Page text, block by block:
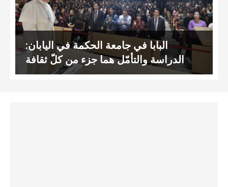
البابا في جامعة الحكمة في اليابان:
الدراسة والتأمّل هما جزء من كلّ ثقافة